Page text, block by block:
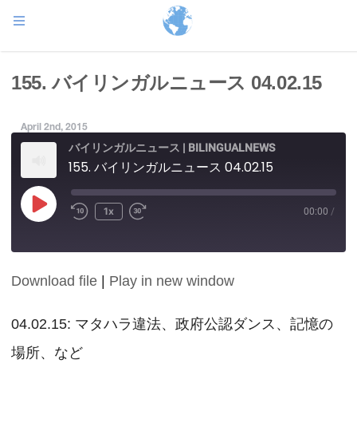
155. バイリンガルニュース 04.02.15
April 2nd, 2015
バイリンガルニュース | BILINGUALNEWS
155. バイリンガルニュース 04.02.15
Play
Episode
1x 00:00 /
SHARE
LINK
EMBED
Download file Play in new window
04.02.15: マタハラ違法、政府公認ダンス、記憶の
場所、など